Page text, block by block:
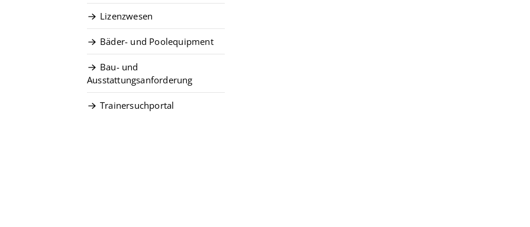
Lizenzwesen
Bäder- und Poolequipment
Bau- und
Ausstattungsanforderung
Trainersuchportal
Anti-Doping
Recht auf sicheren Schwimmsport